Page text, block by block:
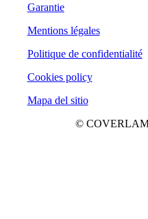
Garantie
Mentions légales
Politique de confidentialité
Cookies policy
Mapa del sitio
©